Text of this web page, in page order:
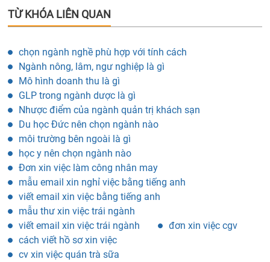
TỪ KHÓA LIÊN QUAN
chọn ngành nghề phù hợp với tính cách
Ngành nông, lâm, ngư nghiệp là gì
Mô hình doanh thu là gì
GLP trong ngành dược là gì
Nhược điểm của ngành quản trị khách sạn
Du học Đức nên chọn ngành nào
môi trường bên ngoài là gì
học y nên chọn ngành nào
Đơn xin việc làm công nhân may
mẫu email xin nghỉ việc bằng tiếng anh
viết email xin việc bằng tiếng anh
mẫu thư xin việc trái ngành
viết email xin việc trái ngành
đơn xin việc cgv
cách viết hồ sơ xin việc
cv xin việc quán trà sữa